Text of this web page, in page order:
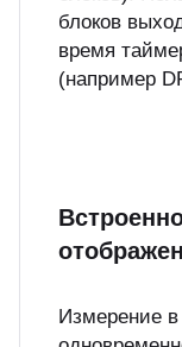
блоков
время
(например
Измерение